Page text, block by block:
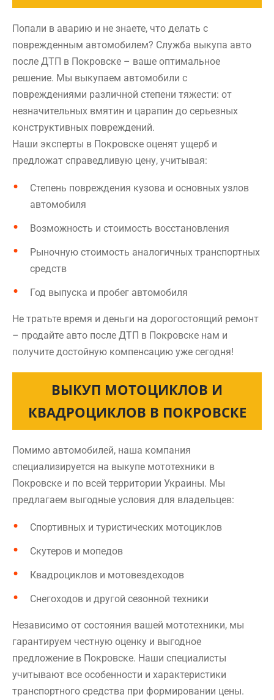
Попали в аварию и не знаете, что делать с
поврежденным автомобилем? Служба выкупа авто
после ДТП в Покровске – ваше оптимальное
решение. Мы выкупаем автомобили с
повреждениями различной степени тяжести: от
незначительных вмятин и царапин до серьезных
конструктивных повреждений.
Наши эксперты в Покровске оценят ущерб и
предложат справедливую цену, учитывая:
Степень повреждения кузова и основных узлов
автомобиля
Возможность и стоимость восстановления
Рыночную стоимость аналогичных транспортных
средств
Год выпуска и пробег автомобиля
Не тратьте время и деньги на дорогостоящий ремонт
– продайте авто после ДТП в Покровске нам и
получите достойную компенсацию уже сегодня!
ВЫКУП МОТОЦИКЛОВ И
КВАДРОЦИКЛОВ В ПОКРОВСКЕ
Помимо автомобилей, наша компания
специализируется на выкупе мототехники в
Покровске и по всей территории Украины. Мы
предлагаем выгодные условия для владельцев:
Спортивных и туристических мотоциклов
Скутеров и мопедов
Квадроциклов и мотовездеходов
Снегоходов и другой сезонной техники
Независимо от состояния вашей мототехники, мы
гарантируем честную оценку и выгодное
предложение в Покровске. Наши специалисты
учитывают все особенности и характеристики
транспортного средства при формировании цены.